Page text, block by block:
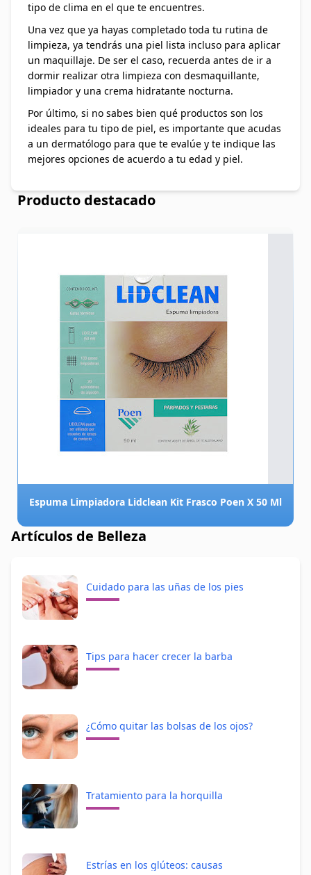
tipo de clima en el que te encuentres.
Una vez que ya hayas completado toda tu rutina de
limpieza, ya tendrás una piel lista incluso para aplicar
un maquillaje. De ser el caso, recuerda antes de ir a
dormir realizar otra limpieza con desmaquillante,
limpiador y una crema hidratante nocturna.
Por último, si no sabes bien qué productos son los
ideales para tu tipo de piel, es importante que acudas
a un dermatólogo para que te evalúe y te indique las
mejores opciones de acuerdo a tu edad y piel.
Producto destacado
Espuma Limpiadora Lidclean Kit Frasco Poen X 50 Ml
Artículos de Belleza
Cuidado para las uñas de los pies
Tips para hacer crecer la barba
¿Cómo quitar las bolsas de los ojos?
Tratamiento para la horquilla
Estrías en los glúteos: causas